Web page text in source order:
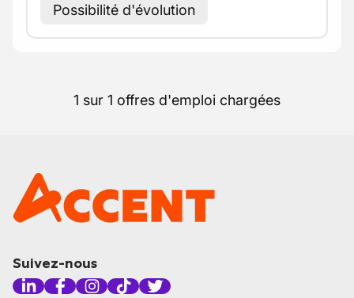
Possibilité d'évolution
1 sur 1 offres d'emploi chargées
Suivez-nous